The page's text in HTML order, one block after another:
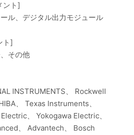
ント]
ル、デジタル出力モジュール
ト]
その他
INSTRUMENTS、 Rockwell
、 Texas Instruments、
、 Yokogawa Electric、
、 Advantech、 Bosch